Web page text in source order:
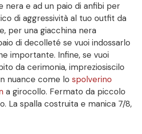
nera e ad un paio di anfibi per
di aggressività al tuo outfit da
per una giacchina nera
di decolleté se vuoi indossarlo
importante. Infine, se vuoi
da cerimonia, impreziosiscilo
nuance come lo spolverino
a girocollo. Fermato da piccolo
La spalla costruita e manica 7/8,